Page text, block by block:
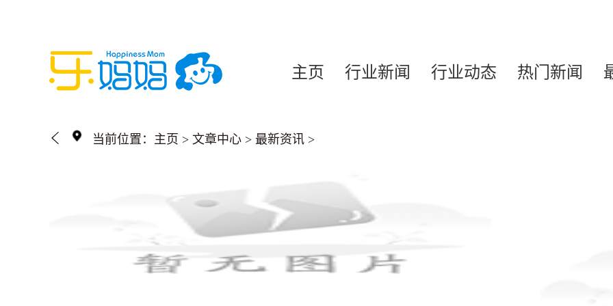
主页 行业新闻 行业动态 热门新闻
当前位置： 主页 > 文章中心 > 最新资讯 >